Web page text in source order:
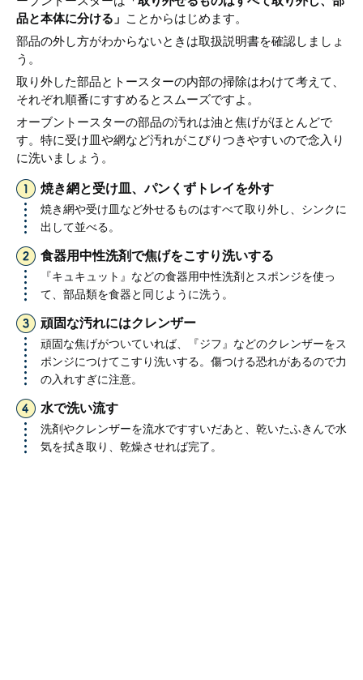
品と本体に分ける」 ことからはじめます。
部品の外し方がわからないときは取扱説明書を確認しましょ
う。
取り外した部品とトースターの内部の掃除はわけて考えて、
それぞれ順番にすすめるとスムーズですよ。
オーブントースターの部品の汚れは油と焦げがほとんどで
す。特に受け皿や網など汚れがこびりつきやすいので念入り
に洗いましょう。
焼き網と受け皿、パンくずトレイを外す
焼き網や受け皿など外せるものはすべて取り外し、シンクに
出して並べる。
食器用中性洗剤で焦げをこすり洗いする
『キュキュット』などの食器用中性洗剤とスポンジを使っ
て、部品類を食器と同じように洗う。
頑固な汚れにはクレンザー
頑固な焦げがついていれば、『ジフ』などのクレンザーをス
ポンジにつけてこすり洗いする。傷つける恐れがあるので力
の入れすぎに注意。
水で洗い流す
洗剤やクレンザーを流水ですすいだあと、乾いたふきんで水
気を拭き取り、乾燥させれば完了。